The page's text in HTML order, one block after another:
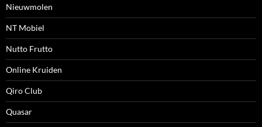
Nieuwmolen
NT Mobiel
Nutto Frutto
Online Kruiden
Qiro Club
Quasar